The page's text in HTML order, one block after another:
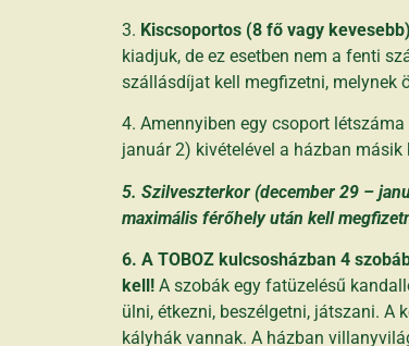
3. Kiscsoportos (8 fő vagy
kiadjuk, de ez esetben nem a fenti
szállásdíjat kell megfizetni, melynek
4. Amennyiben egy csoport
január 2) kivételével a házban
5. Szilveszterkor (december 29 –
maximális férőhely után kell
6. A TOBOZ kulcsosházban 4
kell! A szobák egy fatüzelésű
ülni, étkezni, beszélgetni, játszani. A
kályhák vannak. A házban